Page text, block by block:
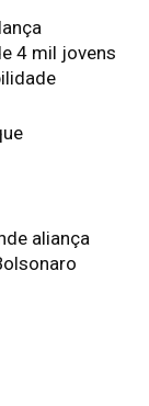
4 mil jovens
aliança